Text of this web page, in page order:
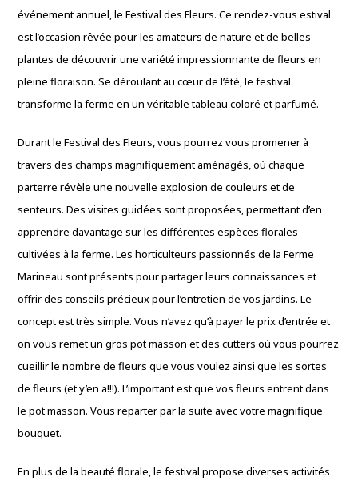
événement annuel, le Festival des Fleurs. Ce rendez-vous estival
est l’occasion rêvée pour les amateurs de nature et de belles
plantes de découvrir une variété impressionnante de fleurs en
pleine floraison. Se déroulant au cœur de l’été, le festival
transforme la ferme en un véritable tableau coloré et parfumé.
Durant le Festival des Fleurs, vous pourrez vous promener à
travers des champs magnifiquement aménagés, où chaque
parterre révèle une nouvelle explosion de couleurs et de
senteurs. Des visites guidées sont proposées, permettant d’en
apprendre davantage sur les différentes espèces florales
cultivées à la ferme. Les horticulteurs passionnés de la Ferme
Marineau sont présents pour partager leurs connaissances et
offrir des conseils précieux pour l’entretien de vos jardins. Le
concept est très simple. Vous n’avez qu’à payer le prix d’entrée et
on vous remet un gros pot masson et des cutters où vous pourrez
cueillir le nombre de fleurs que vous voulez ainsi que les sortes
de fleurs (et y’en a!!!). L’important est que vos fleurs entrent dans
le pot masson. Vous reparter par la suite avec votre magnifique
bouquet.
En plus de la beauté florale, le festival propose diverses activités